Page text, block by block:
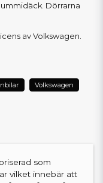
Dörrarna
av Volkswagen.
Volkswagen
som
vilket innebär att